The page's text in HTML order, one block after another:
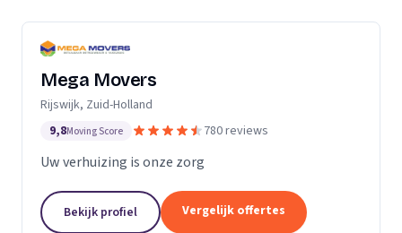
Mega Movers
Rijswijk, Zuid-Holland
9,8Moving Score 780 reviews
Uw verhuizing is onze zorg
Bekijk profiel Vergelijk offertes